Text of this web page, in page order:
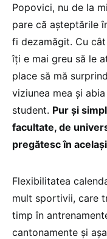
Popovici, nu de la
pare că așteptările
fi dezamăgit. Cu
îți e mai greu să le
place să mă
viziunea mea și
student. Pur și
facultate, de
pregătesc în
Flexibilitatea
mult sportivii, care
timp în
cantonamente și